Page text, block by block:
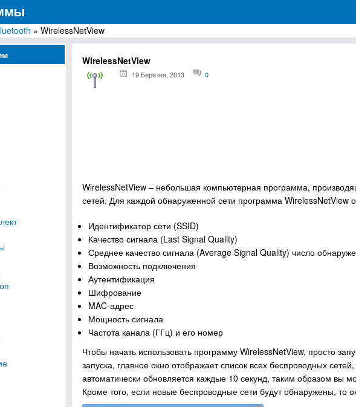
программ для Windows
» WirelessNetView
WirelessNetView
19 Березня, 2013 0
WirelessNetView – небольшая компьютерная программа,
сетей. Для каждой обнаруженной сети программа
Идентификатор сети (SSID)
Качество сигнала (Last Signal Quality)
Среднее качество сигнала (Average Signal Quality) число
Возможность подключения
Аутентификация
Шифрование
MAC-адрес
Мощность сигнала
Частота канала (ГГц) и его номер
Чтобы начать использовать программу WirelessNetView, просто
запуска, главное окно отображает список всех беспроводных
автоматически обновляется каждые 10 секунд, таким образом вы
Кроме того, если новые беспроводные сети будут обнаружены, то